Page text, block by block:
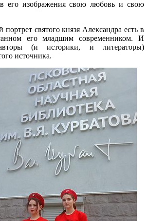
его изображения свою любовь и свою
святого князя Александра есть в
его младшим современником. И
(и историки, и литераторы)
источника.